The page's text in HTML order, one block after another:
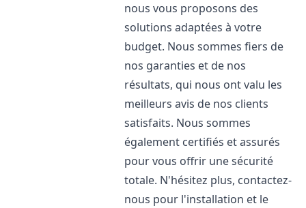
nous vous proposons des
solutions adaptées à votre
budget. Nous sommes fiers de
nos garanties et de nos
résultats, qui nous ont valu les
meilleurs avis de nos clients
satisfaits. Nous sommes
également certifiés et assurés
pour vous offrir une sécurité
totale. N'hésitez plus, contactez-
nous pour l'installation et le